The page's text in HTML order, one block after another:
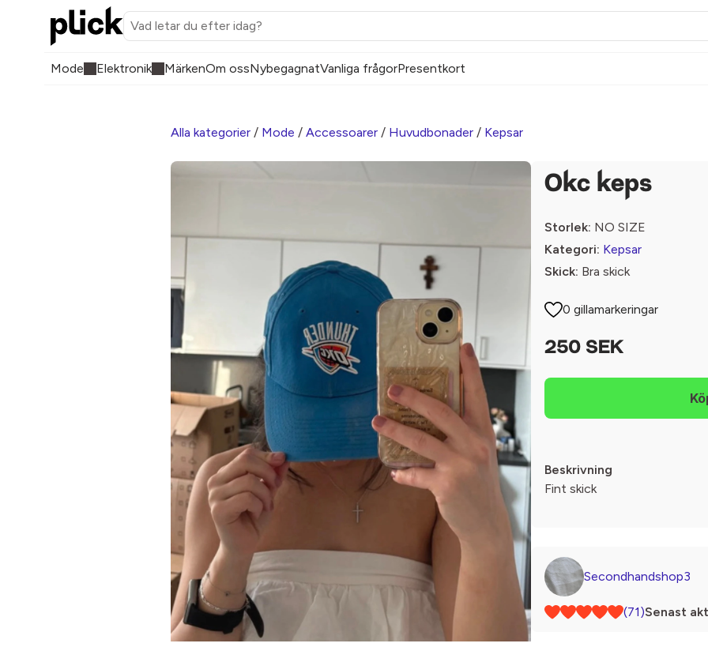
Mode Elektronik MärkenOm ossNybegagnatVanliga frågorPresentkort
Alla kategorier / Mode / Accessoarer / Huvudbonader / Kepsar
Okc keps
Storlek: NO SIZE
Kategori: Kepsar
Skick: Bra skick
0 gillamarkeringar
250 SEK
Beskrivning
Fint skick
Secondhandshop3
(71)Senast